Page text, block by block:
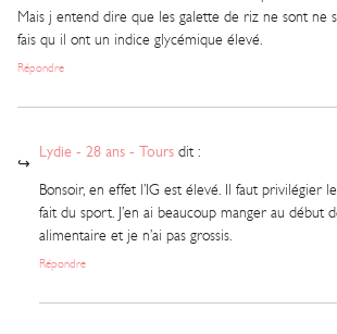
Mais j entend dire que les galette de riz ne sont ne
fais qu il ont un indice glycémique élevé.
Répondre
Lydie - 28 ans - Tours dit :
Bonsoir, en effet l’IG est élevé. Il faut privilégier
fait du sport. J’en ai beaucoup manger au début
alimentaire et je n’ai pas grossis.
Répondre